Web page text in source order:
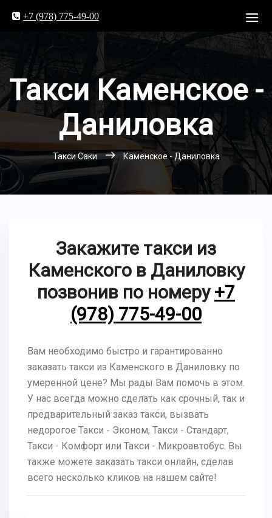
+7 (978) 775-49-00
Такси Каменское -
Даниловка
Такси Саки Каменское - Даниловка
Закажите такси из
Каменского в Даниловку
позвонив по номеру +7
(978) 775-49-00
Вам необходимо быстро и гарантированно
заказать такси из Каменского в Даниловку по
умеренной цене? Мы рады Вам помочь в этом.
У нас всегда можно сделать как срочный, так и
предварительный заказ такси, вызвать
недорогое Такси - Эконом, Такси - Стандарт,
Такси - Комфорт или Такси - Микроавтобус. Вы
также можете заказать такси онлайн, сделав
всего несколько кликов на нашем сайте!